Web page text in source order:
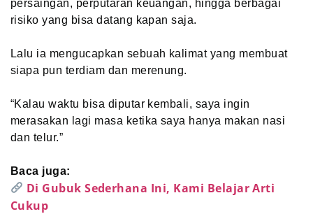
persaingan, perputaran keuangan, hingga berbagai
risiko yang bisa datang kapan saja.
Lalu ia mengucapkan sebuah kalimat yang membuat
siapa pun terdiam dan merenung.
“Kalau waktu bisa diputar kembali, saya ingin
merasakan lagi masa ketika saya hanya makan nasi
dan telur.”
Baca juga:
Di Gubuk Sederhana Ini, Kami Belajar Arti
Cukup